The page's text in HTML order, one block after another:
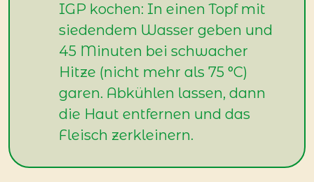
IGP kochen: In einen Topf mit
siedendem Wasser geben und
45 Minuten bei schwacher
Hitze (nicht mehr als 75 °C)
garen. Abkühlen lassen, dann
die Haut entfernen und das
Fleisch zerkleinern.